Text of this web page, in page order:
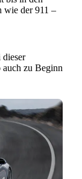
wie der 911 –
auch zu Beginn